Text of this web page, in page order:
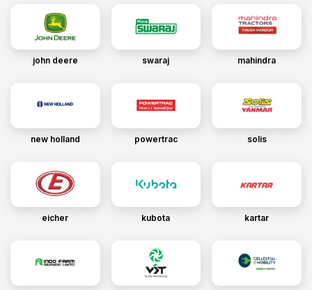
john deere swaraj mahindra
new holland powertrac solis
eicher kubota kartar